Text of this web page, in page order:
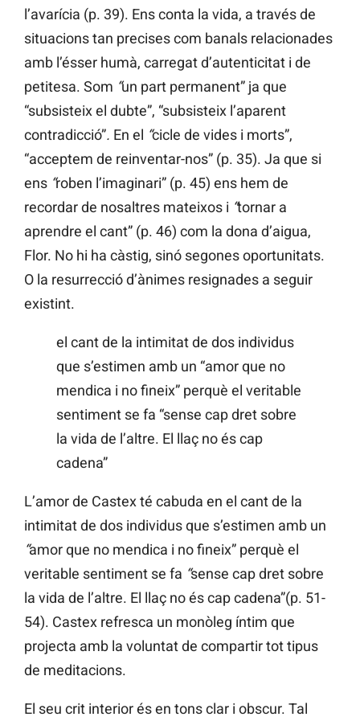
l’avarícia (p. 39). Ens conta la vida, a través de
situacions tan precises com banals relacionades
amb l’ésser humà, carregat d’autenticitat i de
petitesa. Som “un part permanent” ja que
“subsisteix el dubte”, “subsisteix l’aparent
contradicció”. En el “cicle de vides i morts”,
“acceptem de reinventar-nos” (p. 35). Ja que si
ens “roben l’imaginari” (p. 45) ens hem de
recordar de nosaltres mateixos i “tornar a
aprendre el cant” (p. 46) com la dona d’aigua,
Flor. No hi ha càstig, sinó segones oportunitats.
O la resurrecció d’ànimes resignades a seguir
existint.
el cant de la intimitat de dos individus
que s’estimen amb un “amor que no
mendica i no fineix” perquè el veritable
sentiment se fa “sense cap dret sobre
la vida de l’altre. El llaç no és cap
cadena”
L’amor de Castex té cabuda en el cant de la
intimitat de dos individus que s’estimen amb un
“amor que no mendica i no fineix” perquè el
veritable sentiment se fa “sense cap dret sobre
la vida de l’altre. El llaç no és cap cadena”(p. 51-
54). Castex refresca un monòleg íntim que
projecta amb la voluntat de compartir tot tipus
de meditacions.
El seu crit interior és en tons clar i obscur. Tal